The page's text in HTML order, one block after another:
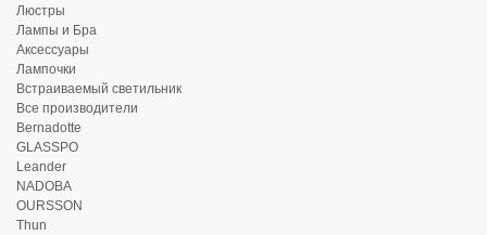
Люстры
Лампы и Бра
Аксессуары
Лампочки
Встраиваемый светильник
Все производители
Bernadotte
GLASSPO
Leander
NADOBA
OURSSON
Thun